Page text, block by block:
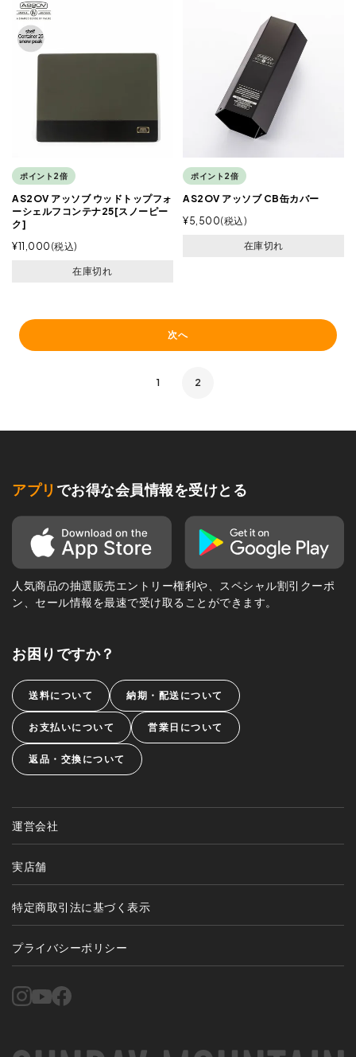
ポイント2倍
AS2OV アッソブ ウッドトップフォ
ーシェルフコンテナ25[スノーピー
ク]
¥11,000 税込
在庫切れ
ポイント2倍
AS2OV アッソブ CB缶カバー
¥5,500 税込
在庫切れ
次へ
1 2
アプリ でお得な会員情報を受けとる
人気商品の抽選販売エントリー権利や、スペシャル割引クーポ
ン、セール情報を最速で受け取ることができます。
お困りですか？
送料について 納期・配送について
お支払いについて 営業日について
返品・交換について
運営会社
実店舗
特定商取引法に基づく表示
プライバシーポリシー